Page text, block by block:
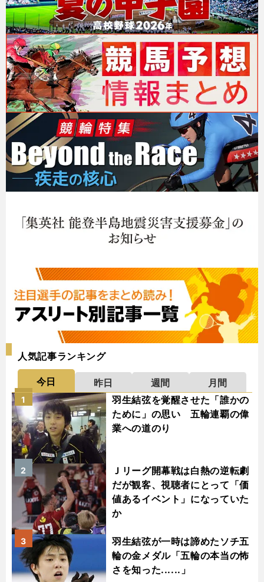
人気記事ランキング
今日 昨日 週間
月間
羽生結弦を覚醒させた「誰かの
ために」の思い 五輪連覇の偉
業への道のり
1
Ｊリーグ開幕戦は白熱の逆転劇
だが観客、視聴者にとって「価
値あるイベント」になっていた
か
2
羽生結弦が一時は諦めたソチ五
輪の金メダル「五輪の本当の怖
さを知った......」
3